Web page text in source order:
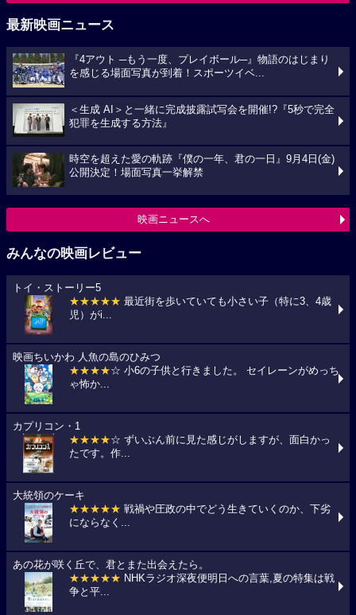
最新映画ニュース
『4アウト ─もう一度、プレイボール─』物語のはじまり
を感じる場面写真が到着！スポーツイベ...
＜生成 AI＞と一緒に完成披露試写会を開催!?『5秒で完全
犯罪を生成する方法』
時空を超えた愛の軌跡『僕の一年、君の一日』9月4日(金)
公開決定！場面写真一挙解禁
映画ニュースへ
みんなの映画レビュー
トイ・ストーリー5
★★★★★ 最近街を歩いていても小さい子（特に3、4歳
児）がi...
映画ちいかわ 人魚の島のひみつ
★★★★☆ 小6の子供と行きました。 セイレーンがめっち
ゃ怖か...
カプリコン・1
★★★★☆ ずいぶん前に見た感じがしますが、面白かっ
たです。作...
大統領のケーキ
★★★★★ 戦禍や圧政の中でどう生きていくのか、下劣
にならなく...
あの花が咲く丘で、君とまた出会えたら。
★★★★★ NHKラジオ深夜便明日への言葉,夏の特集は戦
争と平...